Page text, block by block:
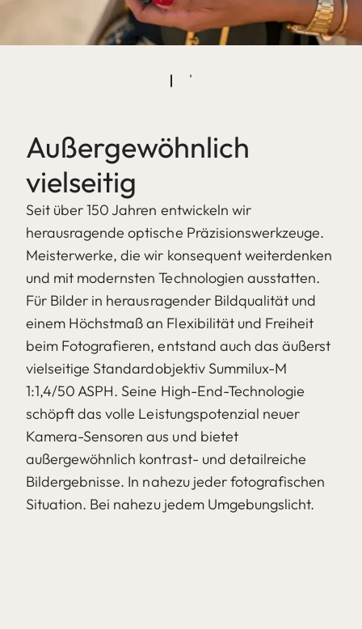
Außergewöhnlich
vielseitig
Seit über 150 Jahren entwickeln wir
herausragende optische Präzisionswerkzeuge.
Meisterwerke, die wir konsequent weiterdenken
und mit modernsten Technologien ausstatten.
Für Bilder in herausragender Bildqualität und
einem Höchstmaß an Flexibilität und Freiheit
beim Fotografieren, entstand auch das äußerst
vielseitige Standardobjektiv Summilux-M
1:1,4/50 ASPH. Seine High-End-Technologie
schöpft das volle Leistungspotenzial neuer
Kamera-Sensoren aus und bietet
außergewöhnlich kontrast- und detailreiche
Bildergebnisse. In nahezu jeder fotografischen
Situation. Bei nahezu jedem Umgebungslicht.